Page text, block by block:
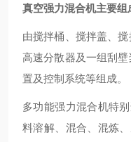
真空强力混合机主要组
由搅拌桶、搅拌盖、
高速分散器及一组刮
置及控制系统等组成。
多功能强力混合机特
料溶解、混合、混炼